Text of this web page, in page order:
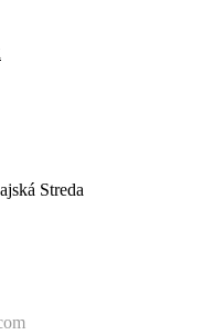
Streda